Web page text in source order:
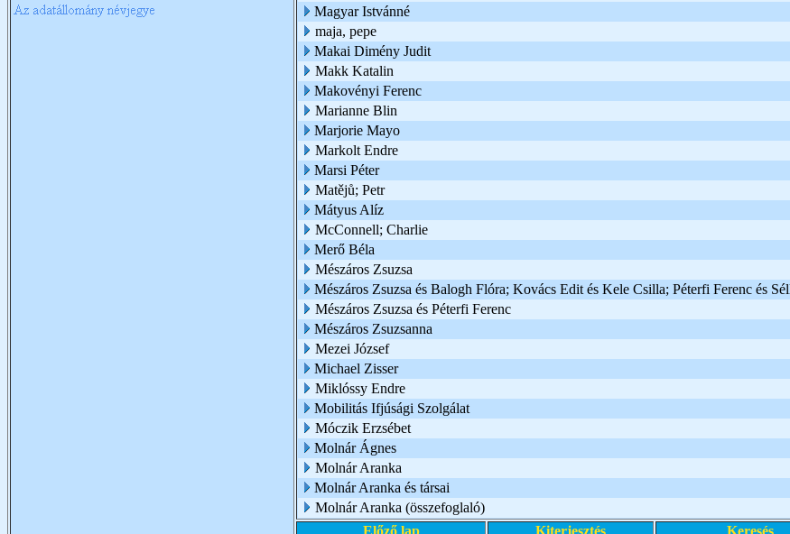
Magyar Istvánné
maja, pepe
Makai Dimény Judit
Makk Katalin
Makovényi Ferenc
Marianne Blin
Marjorie Mayo
Markolt Endre
Marsi Péter
Matějů; Petr
Mátyus Alíz
McConnell; Charlie
Merő Béla
Mészáros Zsuzsa
Mészáros Zsuzsa és Balogh Flóra; Kovács Edit és Kele Csilla; Péterfi Ferenc és
Mészáros Zsuzsa és Péterfi Ferenc
Mészáros Zsuzsanna
Mezei József
Michael Zisser
Miklóssy Endre
Mobilitás Ifjúsági Szolgálat
Móczik Erzsébet
Molnár Ágnes
Molnár Aranka
Molnár Aranka és társai
Molnár Aranka (összefoglaló)
Előző lap
Kiterjesztés Keresés